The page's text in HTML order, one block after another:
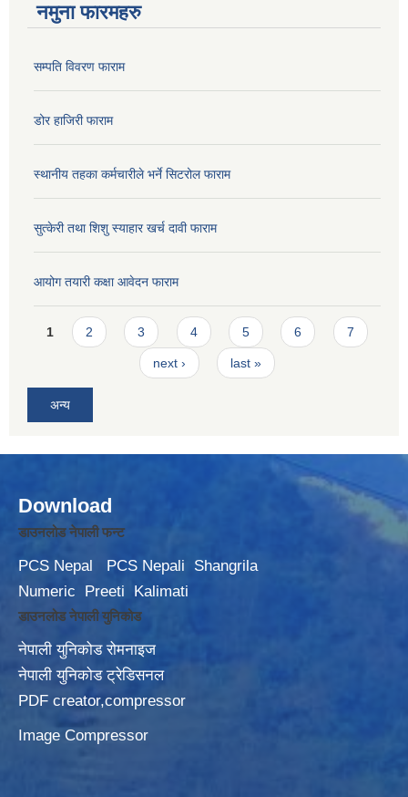
नमुना फारमहरु
सम्पति विवरण फाराम
डोर हाजिरी फाराम
स्थानीय तहका कर्मचारीले भर्ने सिटरोल फाराम
सुत्केरी तथा शिशु स्याहार खर्च दावी फाराम
आयोग तयारी कक्षा आवेदन फाराम
Pages
1 2 3 4 5 6 7
next › last »
अन्य
Download
डाउनलोड नेपाली फन्ट
PCS Nepal PCS Nepali
Shangrila
Numeric
Preeti Kalimati
डाउनलोड नेपाली युनिकोड
नेपाली युनिकोड रोमनाइज
नेपाली युनिकोड ट्रेडिसनल
PDF creator,compressor
Image Compressor